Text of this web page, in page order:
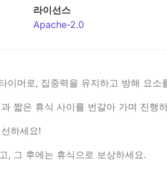
라이선스
Apache-2.0
이머로, 집중력을 유지하고 방해 요소
짧은 휴식 사이를 번갈아 가며 진행
하세요!
, 그 후에는 휴식으로 보상하세요.